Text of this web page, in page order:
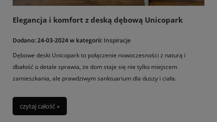
Elegancja i komfort z deską dębową Unicopark
Dodano:24-03-2024w kategorii: Inspiracje
Dębowe deski Unicopark to połączenie nowoczesności z naturą i
dbałość o detale sprawia, że dom staje się nie tylko miejscem
zamieszkania, ale prawdziwym sanktuarium dla duszy i ciała.
czytaj całość »